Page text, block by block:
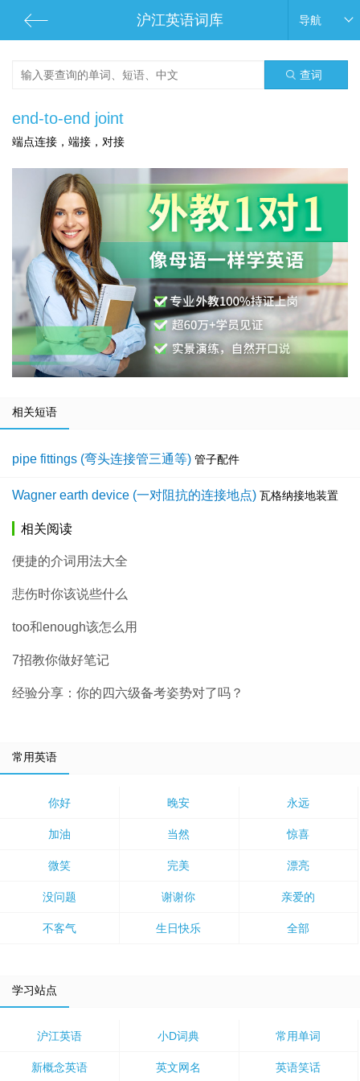
沪江英语词库 导航
查词
end-to-end joint
端点连接，端接，对接
相关短语
pipe fittings (弯头连接管三通等) 管子配件
Wagner earth device (一对阻抗的连接地点) 瓦格纳接地装置
相关阅读
便捷的介词用法大全
悲伤时你该说些什么
too和enough该怎么用
7招教你做好笔记
经验分享：你的四六级备考姿势对了吗？
常用英语
你好 晚安 永远
加油 当然 惊喜
微笑 完美 漂亮
没问题 谢谢你 亲爱的
不客气 生日快乐 全部
学习站点
沪江英语 小D词典 常用单词
新概念英语 英文网名 英语笑话